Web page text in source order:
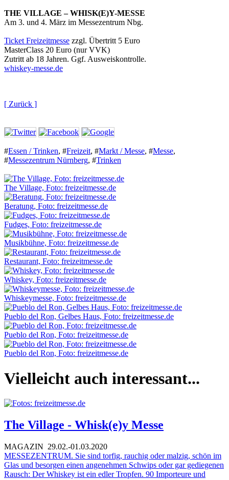
THE VILLAGE – WHISK(E)Y-MESSE
Am 3. und 4. März im Messezentrum Nbg.
Ticket Freizeitmesse zzgl. Übertritt 5 Euro
MasterClass 20 Euro (nur VVK)
Zutritt ab 18 Jahren. Ggf. Ausweiskontrolle.
whiskey-messe.de
[ Zurück ]
#Essen / Trinken, #Freizeit, #Markt / Messe, #Messe,
#Messezentrum Nürnberg, #Trinken
The Village, Foto: freizeitmesse.de
Beratung, Foto: freizeitmesse.de
Fudges, Foto: freizeitmesse.de
Musikbühne, Foto: freizeitmesse.de
Restaurant, Foto: freizeitmesse.de
Whiskey, Foto: freizeitmesse.de
Whiskeymesse, Foto: freizeitmesse.de
Pueblo del Ron, Gelbes Haus, Foto: freizeitmesse.de
Pueblo del Ron, Foto: freizeitmesse.de
Pueblo del Ron, Foto: freizeitmesse.de
Vielleicht auch interessant...
The Village - Whisk(e)y Messe
MAGAZIN 29.02.-01.03.2020
MESSEZENTRUM. Sie sind torfig, rauchig oder malzig, schön im
Glas und besorgen einen angenehmen Schwips oder gar gediegenen
Rausch: Der Whiskey ist ein edler Tropfen. 90 Importeure und